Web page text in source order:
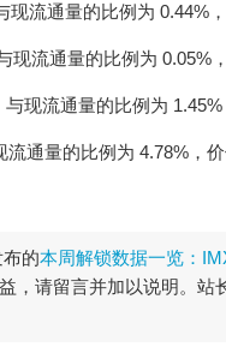
流通量的比例为 0.44%
流通量的比例为 0.05%
现流通量的比例为 1.45%
通量的比例为 4.78%，价
的本周解锁数据一览：
，请留言并加以说明。站